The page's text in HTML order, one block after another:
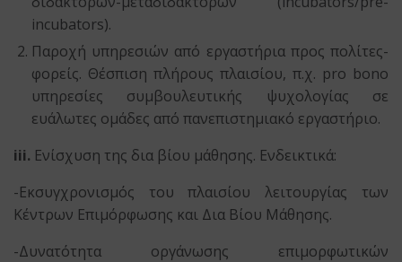
incubators).
Παροχή υπηρεσιών από εργαστήρια προς πολίτες-
φορείς. Θέσπιση πλήρους πλαισίου, π.χ. pro bono
υπηρεσίες συμβουλευτικής ψυχολογίας σε
ευάλωτες ομάδες από πανεπιστημιακό εργαστήριο.
iii. Ενίσχυση της δια βίου μάθησης. Ενδεικτικά:
-Εκσυγχρονισμός του πλαισίου λειτουργίας των
Κέντρων Επιμόρφωσης και Δια Βίου Μάθησης.
-Δυνατότητα οργάνωσης επιμορφωτικών